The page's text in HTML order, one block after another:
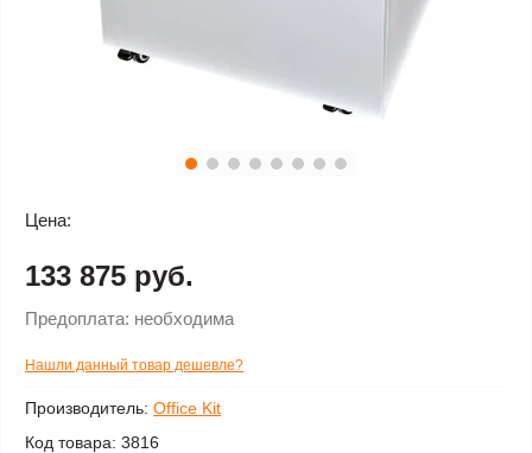
Производитель: Office Kit
Код товара: 3816
Цена:
133 875 руб.
Предоплата: необходима
Нашли данный товар дешевле?